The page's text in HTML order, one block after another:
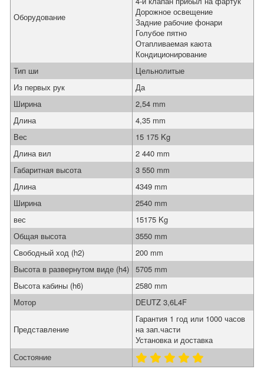
Оборудование
Дорожное освещение
Задние рабочие фонари
Голубое пятно
Отапливаемая каюта
Кондиционирование
Тип ши
Цельнолитые
Из первых рук
Да
Ширина
2,54 mm
Длина
4,35 mm
Вес
15 175 Kg
Длина вил
2 440 mm
Габаритная высота
3 550 mm
Длина
4349 mm
Ширина
2540 mm
вес
15175 Kg
Общая высота
3550 mm
Свободный ход (h2)
200 mm
Высота в развернутом виде (h4) 5705 mm
Высота кабины (h6)
2580 mm
Мотор
DEUTZ 3,6L4F
Представление
Гарантия 1 год или 1000 часов
на зап.части
Установка и доставка
Состояние